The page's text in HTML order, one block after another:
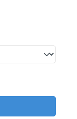
Wert ein